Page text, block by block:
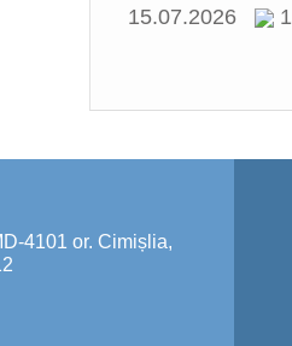
15.07.2026
4101 or. Cimișlia,